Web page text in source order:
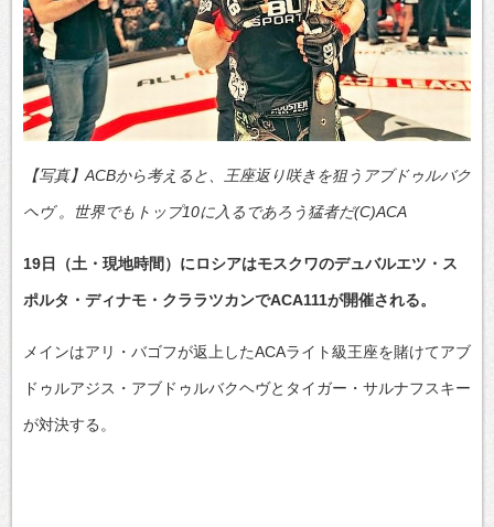
【写真】ACBから考えると、王座返り咲きを狙うアブドゥルバク
ヘヴ 。世界でもトップ10に入るであろう猛者だ(C)ACA
19日（土・現地時間）にロシアはモスクワのデュバルエツ・ス
ポルタ・ディナモ・クララツカンでACA111が開催される。
メインはアリ・バゴフが返上したACAライト級王座を賭けてアブ
ドゥルアジス・アブドゥルバクヘヴとタイガー・サルナフスキー
が対決する。